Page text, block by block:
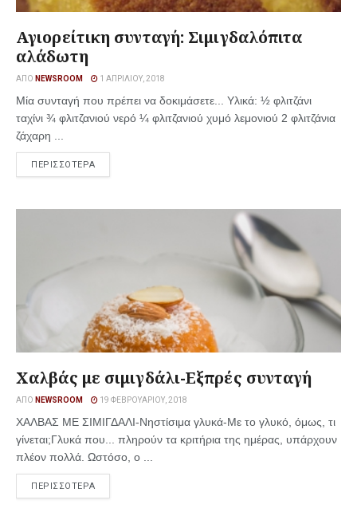
Αγιορείτικη συνταγή: Σιμιγδαλόπιτα
αλάδωτη
ΑΠΌ NEWSROOM 1 ΑΠΡΙΛΊΟΥ, 2018
Μία συνταγή που πρέπει να δοκιμάσετε... Υλικά: ½ φλιτζάνι
ταχίνι ¾ φλιτζανιού νερό ¼ φλιτζανιού χυμό λεμονιού 2 φλιτζάνια
ζάχαρη ...
ΠΕΡΙΣΣΟΤΕΡΑ
Χαλβάς με σιμιγδάλι-Εξπρές συνταγή
ΑΠΌ NEWSROOM 19 ΦΕΒΡΟΥΑΡΊΟΥ, 2018
ΧΑΛΒΑΣ ΜΕ ΣΙΜΙΓΔΑΛΙ-Νηστίσιμα γλυκά-Με το γλυκό, όμως, τι
γίνεται;Γλυκά που... πληρούν τα κριτήρια της ημέρας, υπάρχουν
πλέον πολλά. Ωστόσο, ο ...
ΠΕΡΙΣΣΟΤΕΡΑ